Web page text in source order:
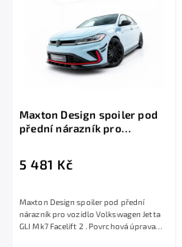
Maxton Design spoiler pod
přední nárazník pro
ABS
5 481 Kč
Maxton Design spoiler pod přední
nárazník pro vozidlo Volkswagen Jetta
GLI Mk7 Facelift 2 . Povrchová úprava